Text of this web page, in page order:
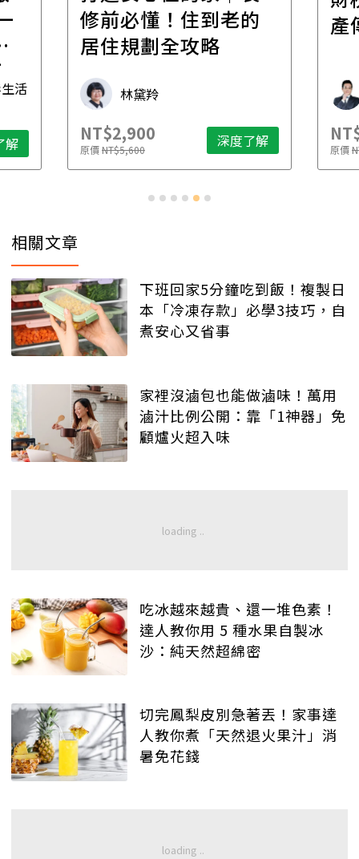
活
解
修前必懂！住到老的
居住規劃全攻略
林黛羚
NT$2,900
原價NT$5,600 深度了解
產
原價
相關文章
下班回家5分鐘吃到飯！複製日
本「冷凍存款」必學3技巧，自
煮安心又省事
家裡沒滷包也能做滷味！萬用
滷汁比例公開：靠「1神器」免
顧爐火超入味
吃冰越來越貴、還一堆色素！
達人教你用 5 種水果自製冰
沙：純天然超綿密
切完鳳梨皮別急著丟！家事達
人教你煮「天然退火果汁」消
暑免花錢